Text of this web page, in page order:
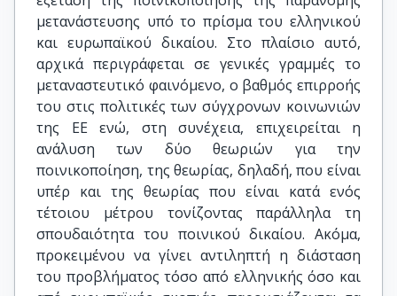
μετανάστευσης υπό το πρίσμα του ελληνικού
και ευρωπαϊκού δικαίου. Στο πλαίσιο αυτό,
αρχικά περιγράφεται σε γενικές γραμμές το
μεταναστευτικό φαινόμενο, ο βαθμός επιρροής
του στις πολιτικές των σύγχρονων κοινωνιών
της ΕΕ ενώ, στη συνέχεια, επιχειρείται η
ανάλυση των δύο θεωριών για την
ποινικοποίηση, της θεωρίας, δηλαδή, που είναι
υπέρ και της θεωρίας που είναι κατά ενός
τέτοιου μέτρου τονίζοντας παράλληλα τη
σπουδαιότητα του ποινικού δικαίου. Ακόμα,
προκειμένου να γίνει αντιληπτή η διάσταση
του προβλήματος τόσο από ελληνικής όσο και